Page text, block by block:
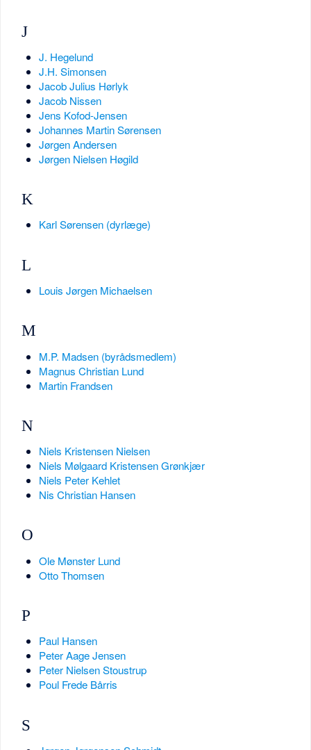
J
J. Hegelund
J.H. Simonsen
Jacob Julius Hørlyk
Jacob Nissen
Jens Kofod-Jensen
Johannes Martin Sørensen
Jørgen Andersen
Jørgen Nielsen Høgild
K
Karl Sørensen (dyrlæge)
L
Louis Jørgen Michaelsen
M
M.P. Madsen (byrådsmedlem)
Magnus Christian Lund
Martin Frandsen
N
Niels Kristensen Nielsen
Niels Mølgaard Kristensen Grønkjær
Niels Peter Kehlet
Nis Christian Hansen
O
Ole Mønster Lund
Otto Thomsen
P
Paul Hansen
Peter Aage Jensen
Peter Nielsen Stoustrup
Poul Frede Bårris
S